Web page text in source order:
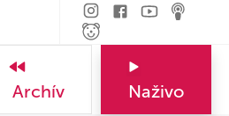
Archív Naživo